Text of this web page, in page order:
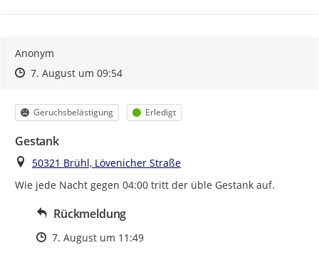
Anonym
Zeitpunkt des Erstellens
Zeitpunkt des Erstellens
7. August um 09:54Zur Äußerung
Kategorie
Geruchsbelästigung Status
Erledigt
Gestank
Ort
50321 Brühl, Lövenicher Straße
Wie jede Nacht gegen 04:00 tritt der üble Gestank auf.
Rückmeldung
Zeitpunkt des Erstellens
7. August um 11:49